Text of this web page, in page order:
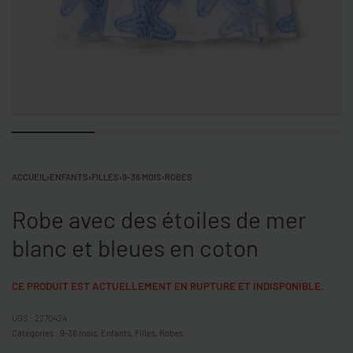
ACCUEIL ›ENFANTS›FILLES›9-36 MOIS›ROBES
Robe avec des étoiles de mer
blanc et bleues en coton
CE PRODUIT EST ACTUELLEMENT EN RUPTURE ET INDISPONIBLE.
2270424
Catégories : 9-36 mois Enfants Filles Robes